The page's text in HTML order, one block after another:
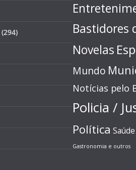
(294)
Bastidores
Novelas
Mundo
Notícias pelo
Policia /
Política Saúde
Gastronomia e outros